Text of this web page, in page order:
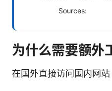
Sources:
为什么需要额外
在国外直接访问国内网